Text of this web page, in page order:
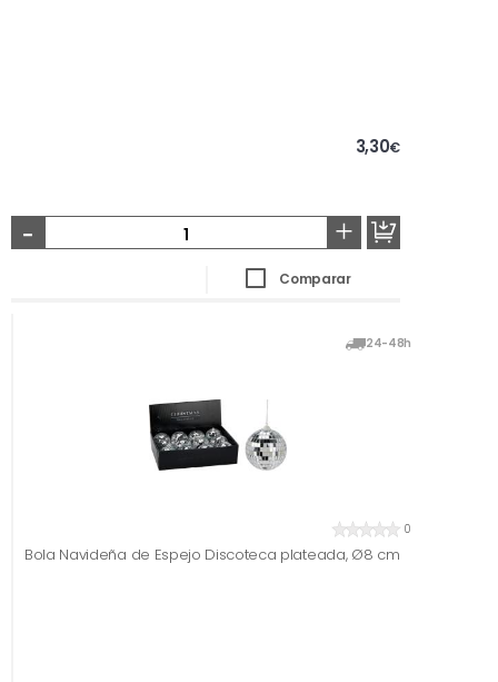
3,30€
- +
Comparar
24-48h
0
Bola Navideña de Espejo Discoteca plateada, Ø8 cm